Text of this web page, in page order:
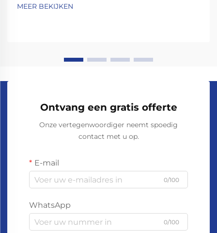
MEER BEKIJKEN
Ontvang een gratis offerte
Onze vertegenwoordiger neemt spoedig
contact met u op.
E-mail
0/100
WhatsApp
0/100